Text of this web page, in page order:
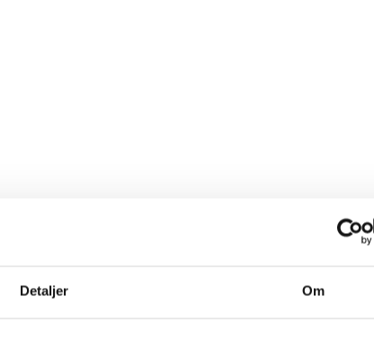
Detaljer Om
Goya i 2006 og har siden haft en markant indflydelse på
og mønstrenes styrke tilbyder Stine Goya sine kunder
de personer, der bærer tøjet. Hver kollektion er en
af selvsikre følgere, der ønsker at bringe et friskt og
prale af fire egne butikker i Danmark og Storbritannien
af flatterende snit, simple men højkvalitetsstoffer samt